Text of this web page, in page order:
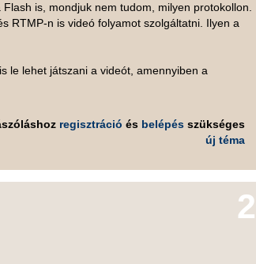
is, mondjuk nem tudom, milyen protokollon.
RTMP-n is videó folyamot szolgáltatni. Ilyen a
le lehet játszani a videót, amennyiben a
regisztráció és belépésszükséges
új téma
2